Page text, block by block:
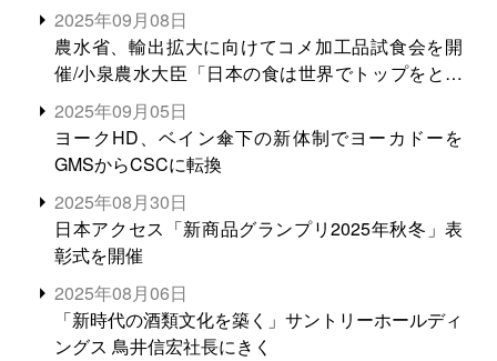
2025年09月08日
農水省、輸出拡大に向けてコメ加工品試食会を開
催/小泉農水大臣「日本の食は世界でトップをとれ
る。米増産に向けて、米輸出需要の拡大を」
2025年09月05日
ヨークHD、ベイン傘下の新体制でヨーカドーを
GMSからCSCに転換
2025年08月30日
日本アクセス「新商品グランプリ2025年秋冬」表
彰式を開催
2025年08月06日
「新時代の酒類文化を築く」サントリーホールディ
ングス 鳥井信宏社長にきく